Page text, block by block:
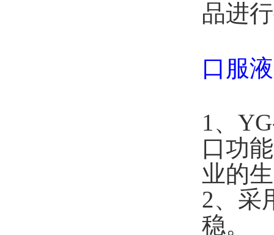
品进
口服
1、
口功
业的
2、采
稳。